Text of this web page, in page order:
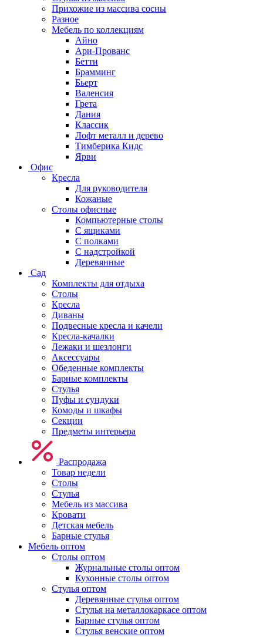
Прихожие из массива сосны
Разное
Мебель по коллекциям
Айно
Ари-Прованс
Бетти
Брамминг
Бьерт
Валенсия
Грета
Дания
Классик
Лофт металл и дерево
Тимберика Кидс
Ярви
Офис
Кресла
Для руководителя
Кожаные
Столы офисные
Компьютерные столы
С ящиками
С полками
С надстройкой
Деревянные
Сад
Комплекты для отдыха
Столы
Кресла
Диваны
Подвесные кресла и качели
Кресла-качалки
Лежаки и шезлонги
Аксессуары
Обеденные комплекты
Барные комплекты
Стулья
Пуфы и сундуки
Комоды и шкафы
Секции
Предметы интерьера
Распродажа
Товар недели
Столы
Стулья
Мебель из массива
Кровати
Детская мебель
Барные стулья
Мебель оптом
Столы оптом
Журнальные столы оптом
Кухонные столы оптом
Стулья оптом
Деревянные стулья оптом
Стулья на металлокаркасе оптом
Барные стулья оптом
Стулья венские оптом